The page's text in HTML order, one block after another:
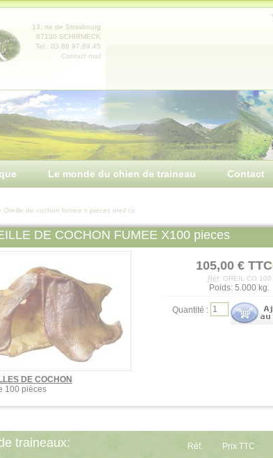
13, rte de Strasbourg
67130 SCHIRMECK
Tel : 03.88.97.89.45
Contact mail
Le monde du chien de traineau Contact
Oreille de cochon fumee x pieces oreil co
DE COCHON FUMEE X100 pieces
105,00 € TTC
Réf: OREIL CO 100
Poids: 5.000 kg.
Quantité :
DE COCHON
100 pièces
traineaux: Réf. Prix TTC